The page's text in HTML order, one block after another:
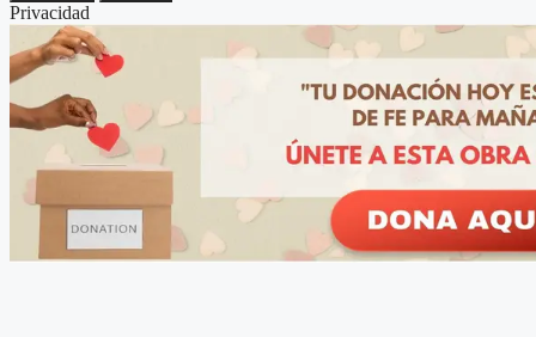
Privacidad